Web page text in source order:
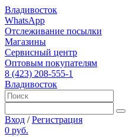
Владивосток
WhatsApp
Отслеживание посылки
Магазины
Сервисный центр
Оптовым покупателям
8 (423) 208-555-1
Владивосток
Вход /Регистрация
0 руб.